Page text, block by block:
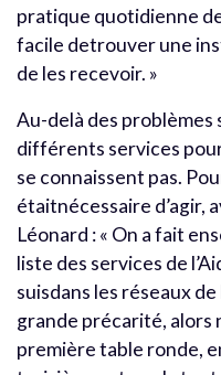
pratique quotidienne
facile detrouver une
de les recevoir. »
Au-delà des problèmes
différents services
se connaissent pas.
étaitnécessaire d’agir,
Léonard : « On a fait
liste des services de
suisdans les réseaux
grande précarité, alors
première table ronde,